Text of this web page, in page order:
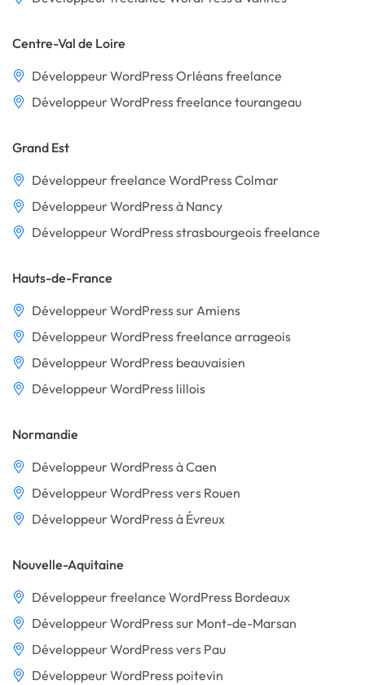
Centre-Val de Loire
Développeur WordPress Orléans freelance
Développeur WordPress freelance tourangeau
Grand Est
Développeur freelance WordPress Colmar
Développeur WordPress à Nancy
Développeur WordPress strasbourgeois freelance
Hauts-de-France
Développeur WordPress sur Amiens
Développeur WordPress freelance arrageois
Développeur WordPress beauvaisien
Développeur WordPress lillois
Normandie
Développeur WordPress à Caen
Développeur WordPress vers Rouen
Développeur WordPress à Évreux
Nouvelle-Aquitaine
Développeur freelance WordPress Bordeaux
Développeur WordPress sur Mont-de-Marsan
Développeur WordPress vers Pau
Développeur WordPress poitevin